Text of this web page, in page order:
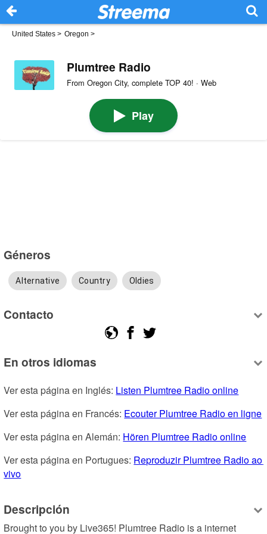
United States > Oregon >
Plumtree Radio
From Oregon City, complete TOP 40! · Web
Play
Géneros
Alternative Country Oldies
Contacto
En otros idiomas
Ver esta página en Inglés: Listen Plumtree Radio online
Ver esta página en Francés: Ecouter Plumtree Radio en ligne
Ver esta página en Alemán: Hören Plumtree Radio online
Ver esta página en Portugues: Reproduzir Plumtree Radio ao
vivo
Descripción
Brought to you by Live365! Plumtree Radio is a internet